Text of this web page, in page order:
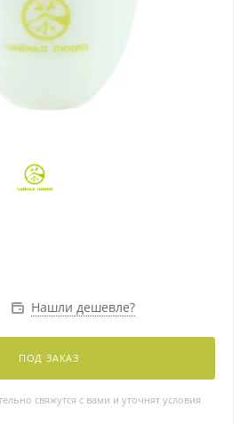
Нашли дешевле?
ПОД ЗАКАЗ
свяжутся с вами и уточнят условия